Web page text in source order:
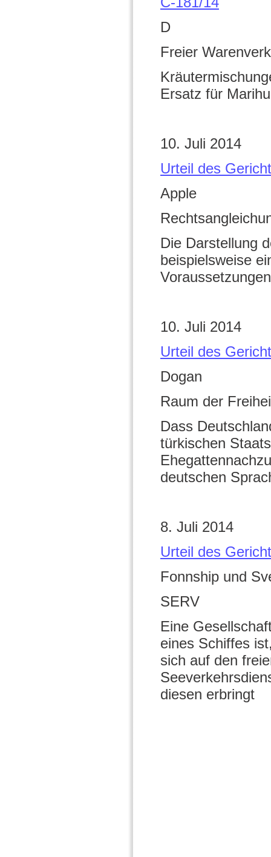
D
Freier
Ersatz für
10. Juli 2014
Urteil des
Apple
Die Darstellung
beispielsweise
10. Juli 2014
Urteil des
Dogan
Raum der
Dass
türkischen
deutschen
8. Juli 2014
Urteil des
Fonnship und
SERV
Eine
eines Schiffes
sich auf den
diesen erbringt